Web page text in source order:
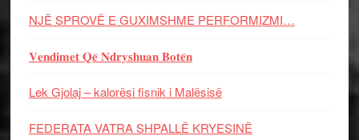
NJË SPROVË E GUXIMSHME PERFORMIZMI…
𝐕𝐞𝐧𝐝𝐢𝐦𝐞𝐭 𝐐𝐞̈ 𝐍𝐝𝐫𝐲𝐬𝐡𝐮𝐚𝐧 𝐁𝐨𝐭𝐞̈𝐧
Lek Gjolaj – kalorësi fisnik i Malësisë
FEDERATA VATRA SHPALLË KRYESINË